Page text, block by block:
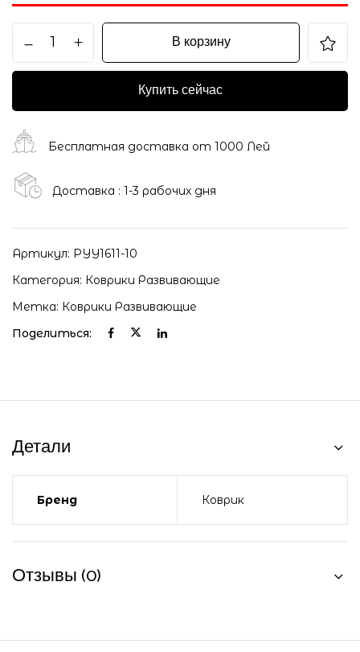
В корзину
Купить сейчас
Бесплатная доставка от 1000 Лей
Доставка : 1-3 рабочих дня
Артикул: PYY1611-10
Категория: Коврики Развивающие
Метка: Коврики Развивающие
Поделиться:
Детали
Бренд Коврик
Отзывы (0)